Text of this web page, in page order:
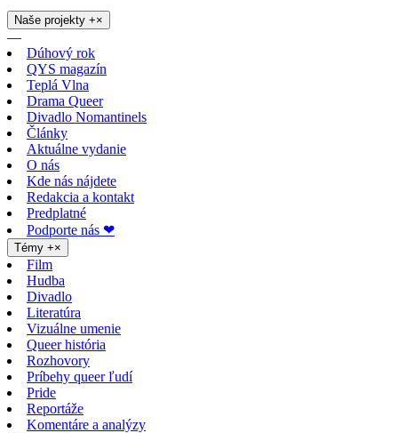
Naše projekty +×
—
Dúhový rok
QYS magazín
Teplá Vlna
Drama Queer
Divadlo Nomantinels
Články
Aktuálne vydanie
O nás
Kde nás nájdete
Redakcia a kontakt
Predplatné
Podporte nás ❤
Témy +×
Film
Hudba
Divadlo
Literatúra
Vizuálne umenie
Queer história
Rozhovory
Príbehy queer ľudí
Pride
Reportáže
Komentáre a analýzy